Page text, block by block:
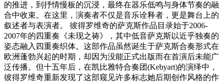
的推进，到抒情慢板的沉浸，最终在器乐低鸣与身体节奏的融
合中收束。在这里，演奏者不仅是音乐诠释者，更是舞台上的
叙述者与表演者。 彼得罗维奇的萨克斯作品目录始于2006-
2007年的四重奏《未现之祷》，其中低音萨克斯以近乎独奏的
姿态融入四重奏织体。这部作品虽然诞生于萨克斯合奏形式在
欧洲蓬勃兴起的时期，却因为没能正式出版而在首演后未能广
泛传播。但十五年后，在凯比雅特合奏团(Kebyart)的演绎中，
彼得罗维奇重新发现了这部窥见许多标志她后期创作风格的作